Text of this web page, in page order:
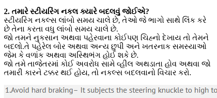
2. તમારે સ્ટીયરિંગ નકલ ક્યારે બદલવું જોઈએ?
સ્ટીયરિંગ નકલ્સ લાંબો સમય ચાલે છે, તેઓ જે ભાગો સાથે લિંક કરે
છે તેના કરતા વધુ લાંબો સમય ચાલે છે.
જો તમને નુકસાન અથવા પહેરવાના કોઈપણ ચિહ્નો દેખાય તો તેમને
બદલો.તે પહેરેલ બોર અથવા અન્ય છુપી અને ખતરનાક સમસ્યાઓ
જેમ કે વળાંક અથવા અસ્થિભંગ હોઈ શકે છે.
જો તમે તાજેતરમાં કોઈ અવરોધ સામે વ્હીલ અથડાતા હોવ અથવા જો
તમારી કારને ટક્કર થઈ હોય, તો નકલ્સ બદલવાનો વિચાર કરો.